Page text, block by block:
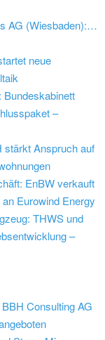
Neuer Energiejob bei der ESWE Versorgungs AG (Wiesbaden): Betriebs- oder Energiewirtschaftler (m/w/d)
neue
Bundeskabinett
–
stärkt Anspruch auf
EnBW verkauft
Eurowind Energy
THWS und
–
Consulting AG